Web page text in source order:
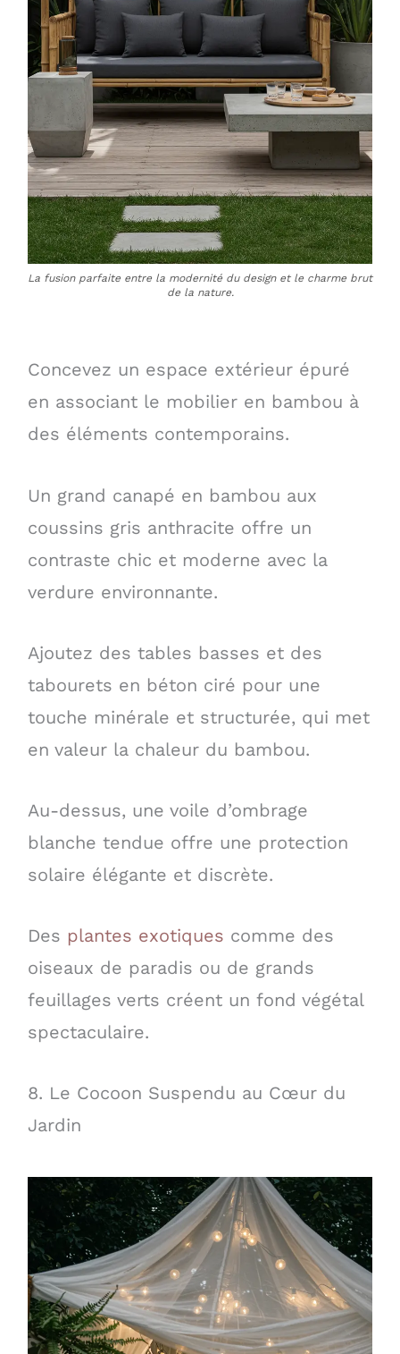
La fusion parfaite entre la modernité du design et le charme brut
de la nature.
Concevez un espace extérieur épuré
en associant le mobilier en bambou à
des éléments contemporains.
Un grand canapé en bambou aux
coussins gris anthracite offre un
contraste chic et moderne avec la
verdure environnante.
Ajoutez des tables basses et des
tabourets en béton ciré pour une
touche minérale et structurée, qui met
en valeur la chaleur du bambou.
Au-dessus, une voile d’ombrage
blanche tendue offre une protection
solaire élégante et discrète.
Des plantes exotiques comme des
oiseaux de paradis ou de grands
feuillages verts créent un fond végétal
spectaculaire.
8. Le Cocoon Suspendu au Cœur du
Jardin